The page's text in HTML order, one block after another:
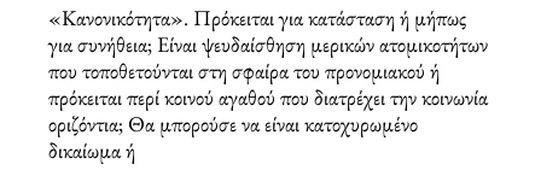
«Κανονικότητα». Πρόκειται για κατάσταση ή μήπως
για συνήθεια; Είναι ψευδαίσθηση μερικών ατομικοτήτων
που τοποθετούνται στη σφαίρα του προνομιακού ή
πρόκειται περί κοινού αγαθού που διατρέχει την κοινωνία
οριζόντια; Θα μπορούσε να είναι κατοχυρωμένο
δικαίωμα ή